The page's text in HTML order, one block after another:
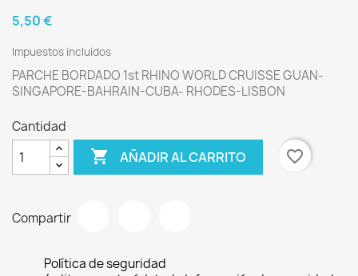
5,50 €
Impuestos incluidos
PARCHE BORDADO 1st RHINO WORLD CRUISSE GUAN-
SINGAPORE-BAHRAIN-CUBA- RHODES-LISBON
Cantidad
 AÑADIR AL CARRITO favorite_border
Compartir
Política de seguridad